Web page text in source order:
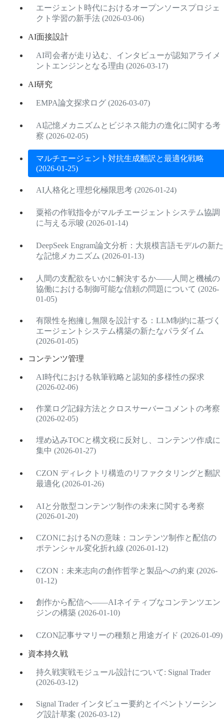
エージェント時代におけるオープンソースプロジェ
クト学習の新手法 (2026-03-06)
AI面接設計
AI司会者が走り込む、インタビューが認知アライメ
ントエンジンとなる理由 (2026-03-17)
AI研究
EMPA論文探求ログ (2026-03-07)
AI記憶メカニズムとビジネス能力の進化に関する考
察 (2026-02-05)
マルチエージェント対抗生成翻訳と最適化戦略
(2026-01-25)
AI人格化と理想化極限思考 (2026-01-24)
粟裕の作戦指令がマルチエージェントシステム協調
に与える示唆 (2026-01-14)
DeepSeek Engram論文分析：大規模言語モデルの新た
な記憶メカニズム (2026-01-13)
人間の支配欲をいかに解決するか——人間と機械の
協働における制御可能な信頼の問題について (2026-
01-05)
有限性を抱擁し無限を設計する：LLM制約に基づく
エージェントシステム構築の新たなパラダイム
(2026-01-05)
コンテンツ管理
AI時代における執筆戦略と認知的多様性の探求
(2026-02-06)
作業ログ記録方法とクロスサーバーコメントの考察
(2026-02-05)
埋め込みTOCと構文税に反対し、コンテンツ作成に
集中 (2026-01-27)
CZON ディレクトリ構造のリファクタリングと翻訳
最適化 (2026-01-26)
AIと分散型コンテンツ制作の未来に関する考察
(2026-01-20)
CZONにおけるNの意味：コンテンツ制作と配信の
ポテンシャル変化折れ線 (2026-01-12)
CZON：未来志向の創作哲学と製品への約束 (2026-
01-12)
創作から配信へ――AIネイティブなコンテンツエン
ジンの構築 (2026-01-10)
CZON記事サマリーの種類と用途ガイド (2026-01-09)
資本持久戦
持久戦実戦モジュール設計について: Signal Trader
(2026-03-12)
Signal Trader インタビュー要約とイベントソーシン
グ設計草案 (2026-03-12)